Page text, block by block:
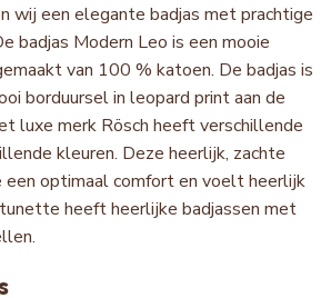
wij een elegante badjas met prachtige
badjas Modern Leo is een mooie
van 100 % katoen. De badjas is
borduursel in leopard print aan de
luxe merk Rösch heeft verschillende
kleuren. Deze heerlijk, zachte
een optimaal comfort en voelt heerlijk
heeft heerlijke badjassen met